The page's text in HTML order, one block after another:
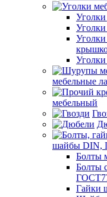
Уголки
Уголки
мебельные
мебельный
шайбы DIN,
Болты
Болты
Гайки